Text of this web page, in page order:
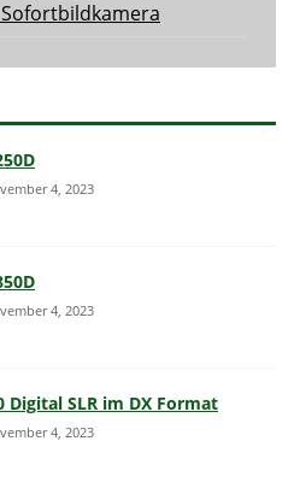
Sofortbildkamera
4, 2023
4, 2023
Digital SLR im DX Format
4, 2023